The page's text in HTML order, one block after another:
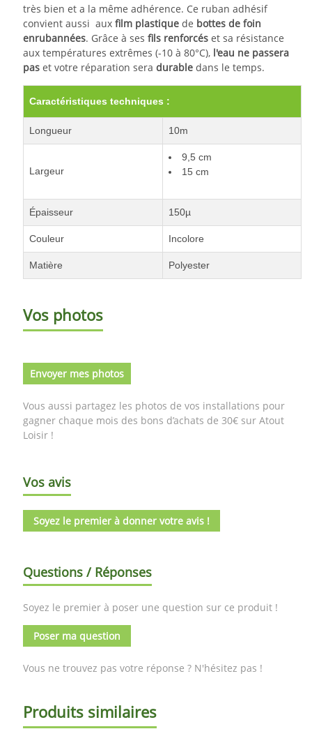
très bien et a la même adhérence. Ce ruban adhésif
convient aussi aux film plastique de bottes de foin
enrubannées. Grâce à ses fils renforcés et sa résistance
aux températures extrêmes (-10 à 80°C), l'eau ne passera
pas et votre réparation sera durable dans le temps.
Caractéristiques techniques :
Longueur 10m
Largeur
9,5 cm
15 cm
Épaisseur 150µ
Couleur Incolore
Matière Polyester
Vos photos
Envoyer mes photos
Vous aussi partagez les photos de vos installations pour
gagner chaque mois des bons d’achats de 30€ sur Atout
Loisir !
Vos avis
Soyez le premier à donner votre avis !
Questions / Réponses
Soyez le premier à poser une question sur ce produit !
Poser ma question
Vous ne trouvez pas votre réponse ? N'hésitez pas !
Produits similaires